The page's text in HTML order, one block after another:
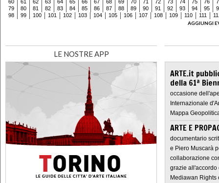
60 61 62 63 64 65 66 67 68 69 70 71 72 73 74 75 76
79
80 81 82 83 84 85 86 87 88 89 90 91 92 93 94 95
98
99 100 101 102 103 104 105 106 107 108 109 110 111
AGGIUNGI
LE NOSTRE APP
ARTE.it
della 61ª
occasione
Internazionale
Mappa
ARTE E
documentario
e Piero Muscarà
collaborazione
grazie all'accordo
Mediawan Rights